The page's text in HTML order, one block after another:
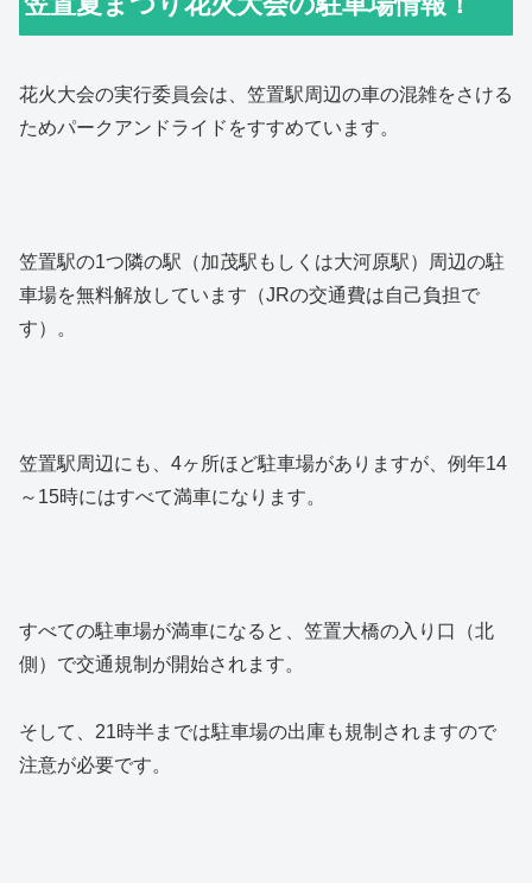
花火大会の実行委員会は、笠置駅周辺の車の混雑をさける
ためパークアンドライドをすすめています。
笠置駅の1つ隣の駅（加茂駅もしくは大河原駅）周辺の駐
車場を無料解放しています（JRの交通費は自己負担で
す）。
笠置駅周辺にも、4ヶ所ほど駐車場がありますが、例年14
～15時にはすべて満車になります。
すべての駐車場が満車になると、笠置大橋の入り口（北
側）で交通規制が開始されます。
そして、21時半までは駐車場の出庫も規制されますので
注意が必要です。